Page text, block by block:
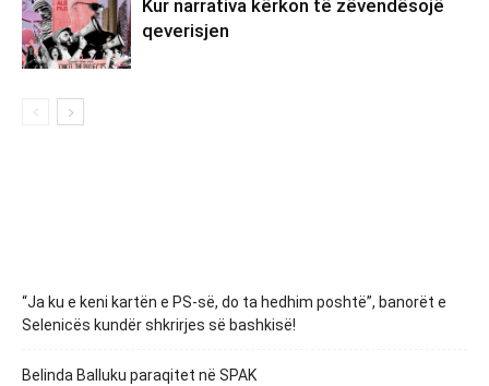
Kur narrativa kërkon të zëvendësojë
qeverisjen
“Ja ku e keni kartën e PS-së, do ta hedhim poshtë”, banorët e
Selenicës kundër shkrirjes së bashkisë!
Belinda Balluku paraqitet në SPAK